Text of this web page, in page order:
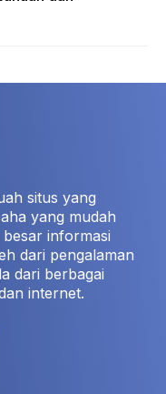
situs yang
yang mudah
informasi
dari pengalaman
dari berbagai
internet.